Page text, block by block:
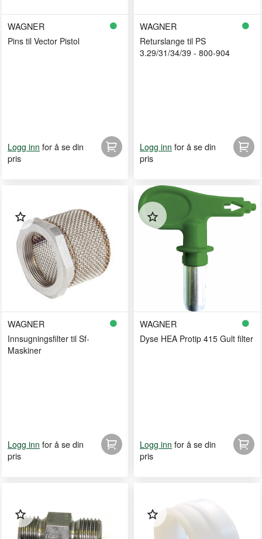
WAGNER
Pins til Vector Pistol
Logg inn for å se din
pris
WAGNER
Returslange til PS
3.29/31/34/39 - 800-904
Logg inn for å se din
pris
WAGNER
Innsugningsfilter til Sf-
Maskiner
Logg inn for å se din
pris
WAGNER
Dyse HEA Protip 415 Gult filter
Logg inn for å se din
pris